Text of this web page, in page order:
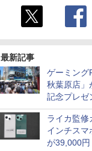
最新記事
ゲーミング
秋葉原店」
記念プレゼ
ザーが押し
ライカ監修
インチスマ
が39,000